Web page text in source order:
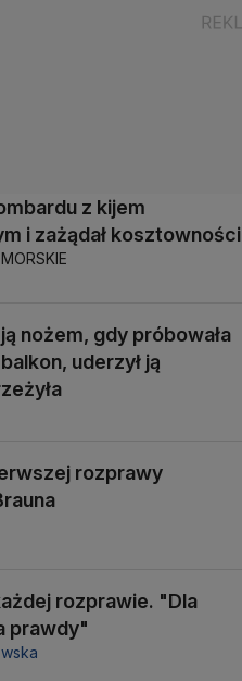
z kijem
i zażądał kosztowności
nożem, gdy próbowała
uderzył ją
rozprawy
rozprawie. "Dla
prawdy"